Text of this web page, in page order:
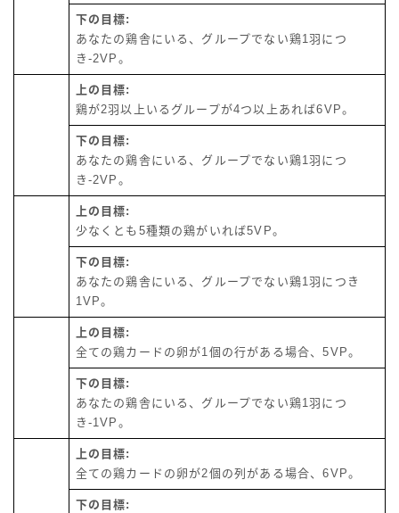
下の目標:
あなたの鶏舎にいる、グループでない鶏1羽につ
き-2VP。
上の目標:
鶏が2羽以上いるグループが4つ以上あれば6VP。
下の目標:
あなたの鶏舎にいる、グループでない鶏1羽につ
き-2VP。
上の目標:
少なくとも5種類の鶏がいれば5VP。
下の目標:
あなたの鶏舎にいる、グループでない鶏1羽につき
1VP。
上の目標:
全ての鶏カードの卵が1個の行がある場合、5VP。
下の目標:
あなたの鶏舎にいる、グループでない鶏1羽につ
き-1VP。
上の目標:
全ての鶏カードの卵が2個の列がある場合、6VP。
下の目標: